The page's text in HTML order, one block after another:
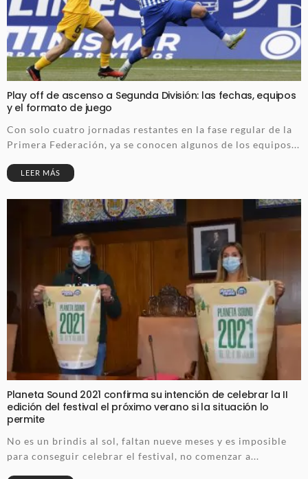
Play off de ascenso a Segunda División: las fechas, equipos
y el formato de juego
Con solo cuatro jornadas restantes en la fase regular de la
Primera Federación, ya se conocen algunos de los equipos...
LEER MÁS
Planeta Sound 2021 confirma su intención de celebrar la II
edición del festival el próximo verano si la situación lo
permite
No es un brindis al sol, faltan nueve meses y es imposible
para conseguir celebrar el festival, no comenzar a...